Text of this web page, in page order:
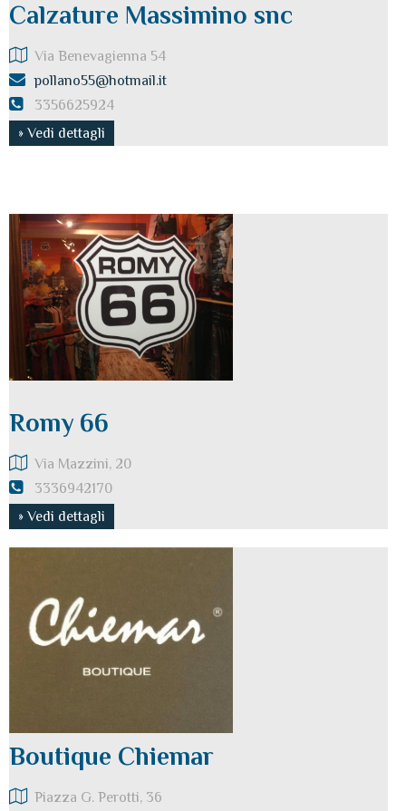
Calzature Massimino snc
Via Benevagienna 54
pollano55@hotmail.it
3356625924
» Vedi dettagli
Romy 66
Via Mazzini, 20
3336942170
» Vedi dettagli
Boutique Chiemar
Piazza G. Perotti, 36